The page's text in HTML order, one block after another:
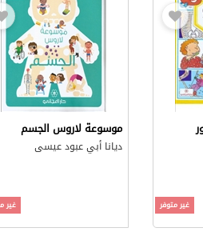
غير متوفر
موسوعة لاروس الجسم
ديانا أبي عبود عيسى
غير